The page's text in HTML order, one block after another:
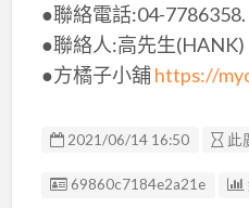
●聯絡電話:04-7786358.
●聯絡人:高先生(HANK)
●方橘子小舖https://
2021/06/14 16:50 此
廣告编號
69860c7184e2a21e